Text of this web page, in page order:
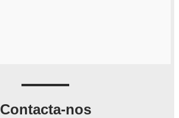
Contacta-nos